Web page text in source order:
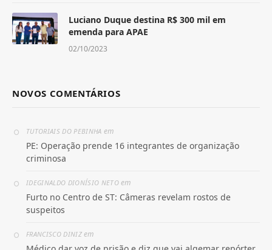
Luciano Duque destina R$ 300 mil em
emenda para APAE
02/10/2023
NOVOS COMENTÁRIOS
TUTORIAIS DO PEBINHA em
PE: Operação prende 16 integrantes de organização
criminosa
IDEGINALDO DIONÍSIO NETOem
Furto no Centro de ST: Câmeras revelam rostos de
suspeitos
FRANCISCO DINIZem